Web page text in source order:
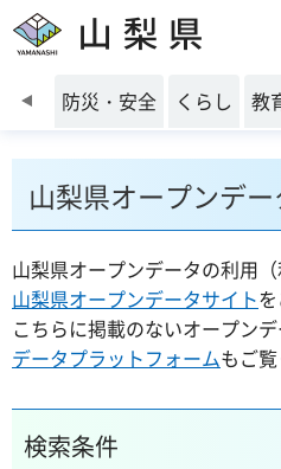
山梨県
前のスライドを表示
防災・安全 くらし 教
山梨県オープンデ
山梨県オープンデータの利用（
山梨県オープンデータサイト
こちらに掲載のないオープンデ
データプラットフォームもご覧
検索条件